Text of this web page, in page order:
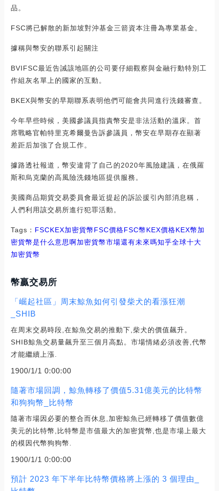
品。
FSC將已解散的新加坡對沖基金三箭資本注冊為專業基金。
據稱與幣安的聯系引起關注
BVIFSC最近告誡該地區的公司要仔細觀察與金融行動特別工
作組灰名單上的國家的互動。
BKEX與幣安的早期聯系表明他們可能會共同進行洗錢審查。
今年早些時候，美國參議員指責幣安是非法活動的溫床。首
席戰略官帕特里克希爾曼告訴參議員，幣安在早期存在顯著
差距后加強了合規工作。
據路透社報道，幣安違背了自己的2020年風險建議，在俄羅
斯和烏克蘭的高風險洗錢地區提供服務。
美國商品期貨交易委員會最近提起的訴訟援引內部消息稱，
人們利用該交易所進行犯罪活動。
Tags： FSCKEX加密貨幣FSC價格FSC幣KEX價格KEX幣加
密貨幣是什么意思啊加密貨幣市場還有未來嗎知乎全球十大
加密貨幣
幣贏交易所
「崛起社區」周末鯨魚如何引發柴犬的看漲狂潮
_SHIB
在周末交易時段,在鯨魚交易的推動下,柴犬的價值飆升。
SHIB鯨魚交易量飆升至三個月高點。市場情緒必須改善,代幣
才能繼續上漲.
1900/1/1 0:00:00
隨著市場回調，鯨魚轉移了價值5.31億美元的比特幣
和狗狗幣_比特幣
隨著市場因必要的整合而休息,加密鯨魚已經轉移了價值數億
美元的比特幣,比特幣是市值最大的加密貨幣,也是市場上最大
的模因代幣狗狗幣.
1900/1/1 0:00:00
預計 2023 年下半年比特幣價格將上漲的 3 個理由_